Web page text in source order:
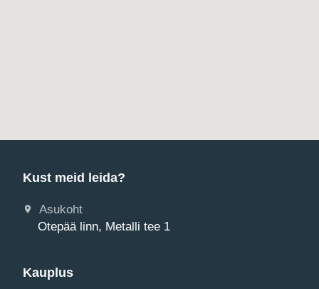
Kust meid leida?
Asukoht
Otepää linn, Metalli tee 1
Kauplus